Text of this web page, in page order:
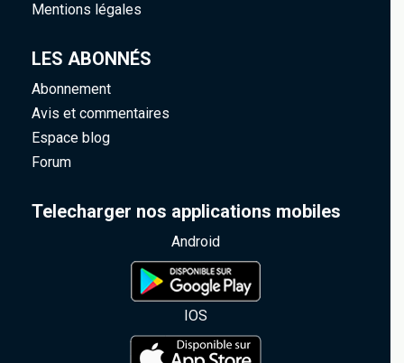
Mentions légales
LES ABONNÉS
Abonnement
Avis et commentaires
Espace blog
Forum
Telecharger nos applications mobiles
Android
IOS